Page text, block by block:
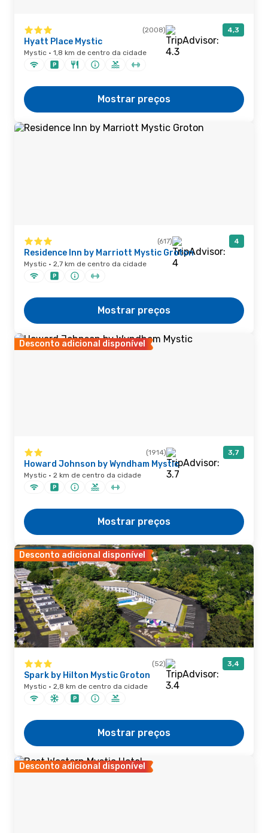
(2008) 4,3
Hyatt Place Mystic
Mystic · 1,8 km de centro da cidade
Mostrar preços
(617) 4
Residence Inn by Marriott Mystic Groton
Mystic · 2,7 km de centro da cidade
Mostrar preços
Desconto adicional disponível
(1914) 3,7
Howard Johnson by Wyndham Mystic
Mystic · 2 km de centro da cidade
Mostrar preços
Desconto adicional disponível
(52) 3,4
Spark by Hilton Mystic Groton
Mystic · 2,8 km de centro da cidade
Mostrar preços
Desconto adicional disponível